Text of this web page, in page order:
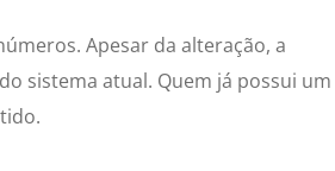
Apesar da alteração, a
sistema atual. Quem já possui um